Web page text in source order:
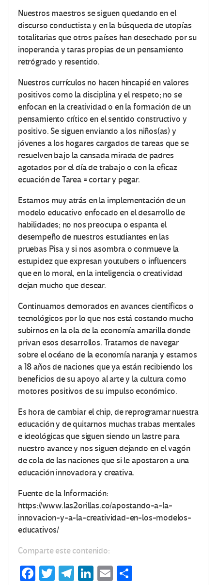
Nuestros maestros se siguen quedando en el
discurso conductista y en la búsqueda de utopías
totalitarias que otros países han desechado por su
inoperancia y taras propias de un pensamiento
retrógrado y resentido.
Nuestros currículos no hacen hincapié en valores
positivos como la disciplina y el respeto; no se
enfocan en la creatividad o en la formación de un
pensamiento crítico en el sentido constructivo y
positivo. Se siguen enviando a los niños(as) y
jóvenes a los hogares cargados de tareas que se
resuelven bajo la cansada mirada de padres
agotados por el día de trabajo o con la eficaz
ecuación de Tarea = cortar y pegar.
Estamos muy atrás en la implementación de un
modelo educativo enfocado en el desarrollo de
habilidades; no nos preocupa o espanta el
desempeño de nuestros estudiantes en las
pruebas Pisa y si nos asombra o conmueve la
estupidez que expresan youtubers o influencers
que en lo moral, en la inteligencia o creatividad
dejan mucho que desear.
Continuamos demorados en avances científicos o
tecnológicos por lo que nos está costando mucho
subirnos en la ola de la economía amarilla donde
privan esos desarrollos. Tratamos de navegar
sobre el océano de la economía naranja y estamos
a 18 años de naciones que ya están recibiendo los
beneficios de su apoyo al arte y la cultura como
motores positivos de su impulso económico.
Es hora de cambiar el chip, de reprogramar nuestra
educación y de quitarnos muchas trabas mentales
e ideológicas que siguen siendo un lastre para
nuestro avance y nos siguen dejando en el vagón
de cola de las naciones que si le apostaron a una
educación innovadora y creativa.
Fuente de la Información:
https://www.las2orillas.co/apostando-a-la-
innovacion-y-a-la-creatividad-en-los-modelos-
educativos/
Comparte este contenido:
Fa T
Te
Li
E